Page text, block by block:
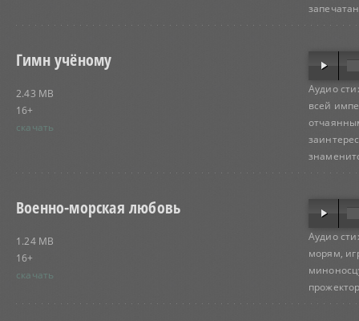
Гимн учёному
2.43 MB
16+
скачать
Аудио
всей
Военно-морская любовь
1.24 MB
16+
скачать
Аудио
морям,